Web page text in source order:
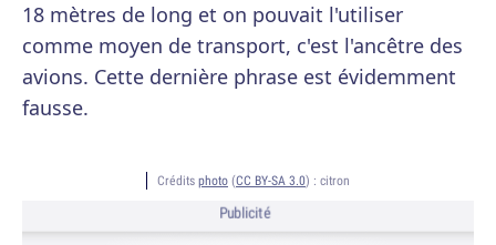
18 mètres de long et on pouvait l'utiliser
comme moyen de transport, c'est l'ancêtre des
avions. Cette dernière phrase est évidemment
fausse.
Crédits photo (CC BY-SA 3.0) : citron
Publicité